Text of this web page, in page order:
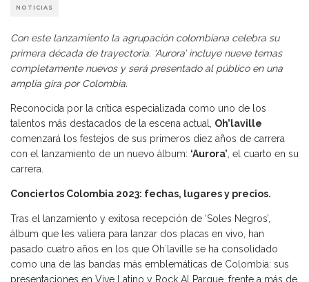
NOTICIAS
Con este lanzamiento la agrupación colombiana celebra su
primera década de trayectoria. ‘Aurora’ incluye nueve temas
completamente nuevos y será presentado al público en una
amplia gira por Colombia.
Reconocida por la crítica especializada como uno de los
talentos más destacados de la escena actual, Oh’laville
comenzará los festejos de sus primeros diez años de carrera
con el lanzamiento de un nuevo álbum: ‘Aurora’ , el cuarto en su
carrera.
Conciertos Colombia 2023: fechas, lugares y precios.
Tras el lanzamiento y exitosa recepción de ‘Soles Negros’,
álbum que les valiera para lanzar dos placas en vivo, han
pasado cuatro años en los que Oh´laville se ha consolidado
como una de las bandas más emblemáticas de Colombia: sus
presentaciones en Vive Latino y Rock Al Parque, frente a más de